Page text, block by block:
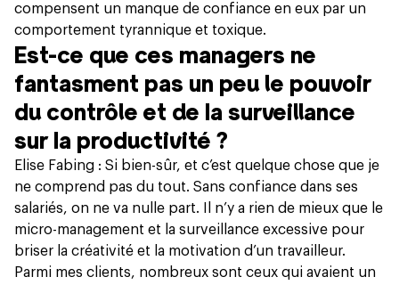
compensent un manque de confiance en eux par un
comportement tyrannique et toxique.
Est-ce que ces managers ne
fantasment pas un peu le pouvoir
du contrôle et de la surveillance
sur la productivité ?
Elise Fabing : Si bien-sûr, et c’est quelque chose que je
ne comprend pas du tout. Sans confiance dans ses
salariés, on ne va nulle part. Il n’y a rien de mieux que le
micro-management et la surveillance excessive pour
briser la créativité et la motivation d’un travailleur.
Parmi mes clients, nombreux sont ceux qui avaient un